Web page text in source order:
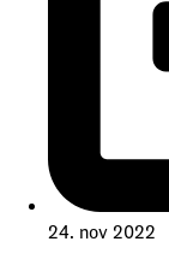
24. nov 2022